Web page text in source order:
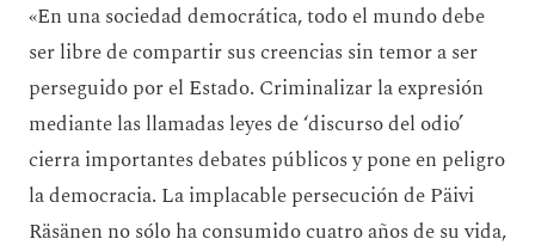
«En una sociedad democrática, todo el mundo debe
ser libre de compartir sus creencias sin temor a ser
perseguido por el Estado. Criminalizar la expresión
mediante las llamadas leyes de ‘discurso del odio’
cierra importantes debates públicos y pone en peligro
la democracia. La implacable persecución de Päivi
Räsänen no sólo ha consumido cuatro años de su vida,